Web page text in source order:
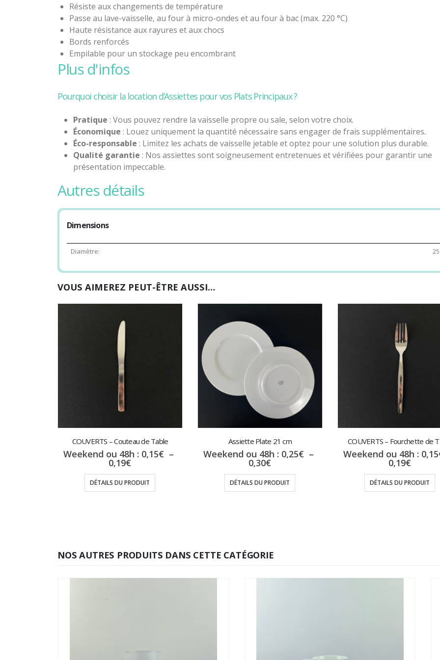
Résiste aux changements de température
Passe au lave-vaisselle, au four à micro-ondes et au four à bac (max. 220 °C)
Haute résistance aux rayures et aux chocs
Bords renforcés
Empilable pour un stockage peu encombrant
plus d'infos
Pourquoi choisir la location d’Assiettes pour vos Plats Principaux ?
Pratique : Vous pouvez rendre la vaisselle propre ou sale, selon votre choix.
Économique : Louez uniquement la quantité nécessaire sans engager de frais supplémentaires.
Éco-responsable : Limitez les achats de vaisselle jetable et optez pour une solution plus durable.
Qualité garantie : Nos assiettes sont soigneusement entretenues et vérifiées pour garantir une
présentation impeccable.
autres détails
Dimensions
Diamètre:
VOUS AIMEREZ PEUT-ÊTRE AUSSI…
COUVERTS – Couteau de Table
Weekend ou 48h : 0,15€ –
0,19€Plage
de
prix :
0,15€
DÉTAILS DU PRODUIT
Assiette Plate 21 cm
Weekend ou 48h : 0,25€ –
0,30€Plage
de
prix :
0,25€
DÉTAILS DU PRODUIT
COUVERTS – Fourchette de
Weekend ou 48h : 0,15
0,19€Plage
de
prix :
0,15€
DÉTAILS DU PRODUIT
NOS AUTRES PRODUITS DANS CETTE CATÉGORIE